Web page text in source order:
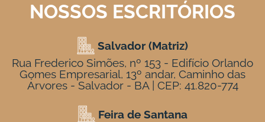
NOSSOS ESCRITÓRIOS
Salvador (Matriz)
Rua Frederico Simões, nº 153 - Edifício Orlando
Gomes Empresarial, 13º andar, Caminho das
Árvores - Salvador - BA | CEP: 41.820-774
Feira de Santana